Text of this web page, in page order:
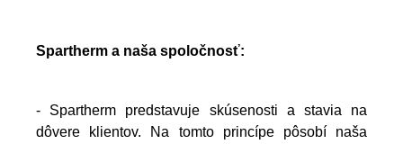
Spartherm a naša spoločnosť:
- Spartherm predstavuje skúsenosti a stavia na
dôvere klientov. Na tomto princípe pôsobí naša